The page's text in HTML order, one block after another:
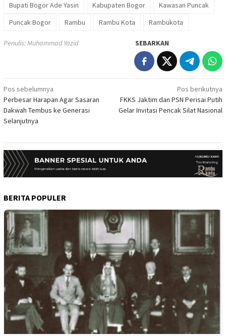
Bupati Bogor Ade Yasin Kabupaten Bogor
Kawasan Puncak
Puncak Bogor
Rambu Rambu Kota Rambukota
Penulis: Muhammad Yazid SEBARKAN
Navigasi
pos
Pos sebelumnya
Perbesar Harapan Agar Sasaran
Dakwah Tembus ke Generasi
Selanjutnya
Pos berikutnya
FKKS Jaktim dan PSN Perisai Putih
Gelar Invitasi Pencak Silat Nasional
BERITA POPULER